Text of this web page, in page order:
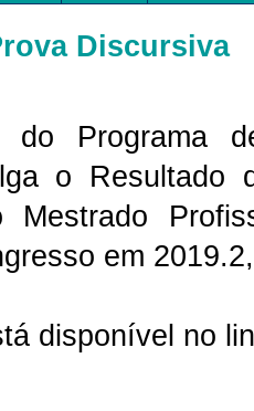
Discursiva
do Programa
o Resultado
Mestrado
em
disponível no